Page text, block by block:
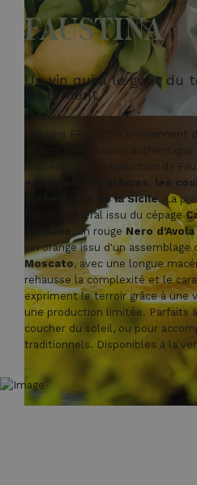
FAUSTINA
Un vin qui a le goût du
lentement
Les vins FAUSTINA proviennent
et sont l'expression
philosophie de production de
expriment les arômes, les
authentique de la Sicile. La
frais et minéral issu du cépage
, un rouge Nero d'Avola
vin orange issu d'un assemblage
Moscato, avec une longue
rehausse la complexité et le
expriment le terroir grâce à une
une production limitée. Parfaits
coucher du soleil, ou pour
traditionnels. Disponibles à la